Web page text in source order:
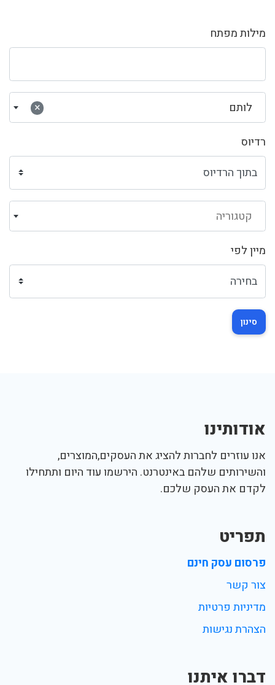
מילות מפתח
× לותם
רדיוס
קטגוריה
מיין לפי
סינון
אודותינו
אנו עוזרים לחברות להציג את העסקים,המוצרים,
והשירותים שלהם באינטרנט. הירשמו עוד היום ותתחילו
לקדם את העסק שלכם.
תפריט
פרסום עסק חינם
צור קשר
מדיניות פרטיות
הצהרת נגישות
דברו איתנו